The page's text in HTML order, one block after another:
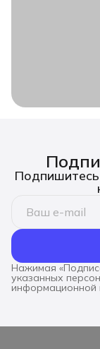
Нажимая
указанных
информационной